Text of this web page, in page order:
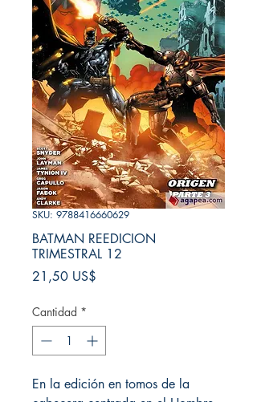
SKU: 9788416660629
BATMAN REEDICION
TRIMESTRAL 12
21,50 US$
Cantidad *
En la edición en tomos de la